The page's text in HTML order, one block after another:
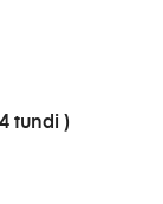
tundi )